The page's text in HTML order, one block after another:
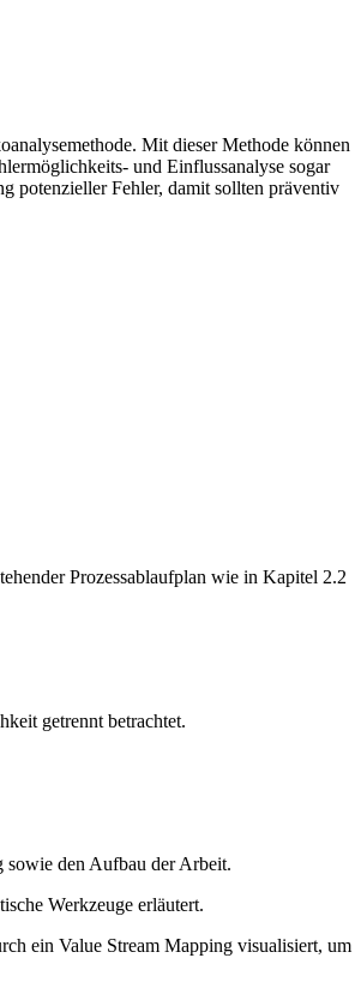
Mit dieser Methode können
und Einflussanalyse sogar
potenzieller Fehler, damit sollten präventiv
Prozessablaufplan wie in Kapitel 2.2
getrennt betrachtet.
den Aufbau der Arbeit.
Werkzeuge erläutert.
ein Value Stream Mapping visualisiert, um